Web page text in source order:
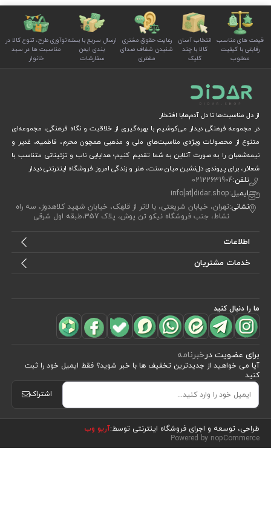
مشاهده محصولات(9)
قیمت های مناسب
رقابتی با کیفیت
مطلوب
انتخاب آسان
کالا با چند
کلیک
رعایت حقوق مشتری
شنیدن شفاف صدای
مشتری
ارسال سریع با بسته
بندی ایمن
سفارشات
نوآوری طرح، تنوع کالا در
مناسبت ها در سبد
خانوار
از دل مناسبت‌ها تا دل آدم‌هابا افتخار
در مجموعه فرهنگی دیدار می‌کوشیم با بهره‌گیری از خلاقیت و نگاه فرهنگی، مجموعه‌ای
متنوع از محصولات ویژه‌ی مناسبت‌های ملی و مذهبی همچون محرم، فاطمیه، غدیر و
نیمه‌شعبان را به صورت آنلاین به شما تقدیم کنیم؛ هدایایی ناب و تزئیناتی متناسب با
شعائر، برای پیوندی دل‌نشین میان سنت، هنر و زندگی امروز.فروشگاه اینترنتی دیدار
تلفن:02122631904
ایمیل:info[at]didar.shop
نشانی:تهران، خیابان شریعتی، با لاتر از قلهک، خیابان شهید کلاهدوز، سه راه
نشاط، جنب فروشگاه نیکو تن پوش، پلاک 357،طبقه اول شرقی
اطلاعات
خدمات مشتریان
ما را دنبال کنید
برای عضویت درخبرنامه
آیا می خواهید از جدید‌ترین تخفیف‌ ها با‌ خبر شوید؟ فقط ایمیل خود را ثبت
کنید
اشتراک
طراحی، توسعه و اجرای فروشگاه اینترنتی توسط:آریو وب
Powered by nopCommerce